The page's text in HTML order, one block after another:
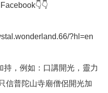
?hl=en
持，例如：口講開光，靈力
信普陀山寺廟僧侶開光加